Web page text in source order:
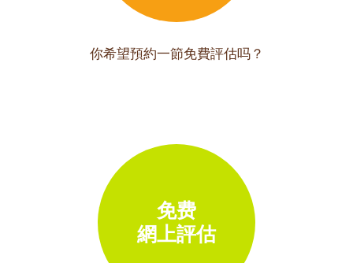
你希望預約一節免費評估吗？
免费
網上評估